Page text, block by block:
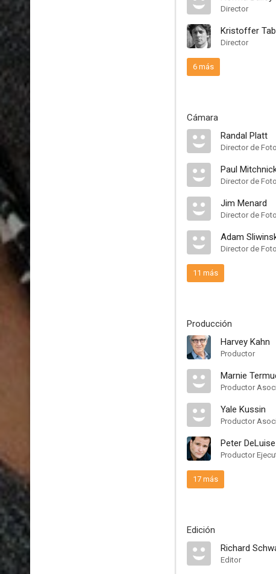
Director
Kristoffer
Director
6 más
Cámara
Randal Platt
Director de
Paul
Director de
Jim Menard
Director de
Adam
Director de
11 más
Producción
Harvey Kahn
Productor
Marnie
Productor
Yale Kussin
Productor
Peter DeLuise
Productor
17 más
Edición
Richard
Editor